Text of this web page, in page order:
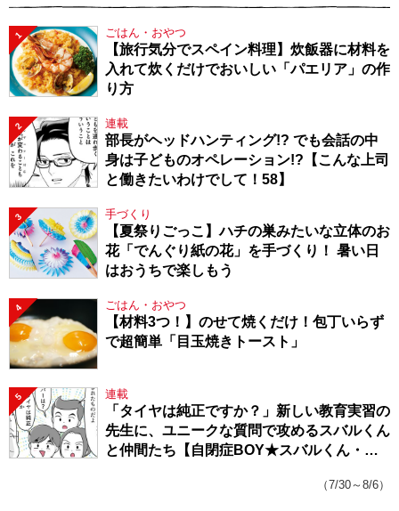
1 ごはん・おやつ
【旅行気分でスペイン料理】炊飯器に材料を
入れて炊くだけでおいしい「パエリア」の作
り方
2 連載
部長がヘッドハンティング!? でも会話の中
身は子どものオペレーション!?【こんな上司
と働きたいわけでして！58】
3 手づくり
【夏祭りごっこ】ハチの巣みたいな立体のお
花「でんぐり紙の花」を手づくり！ 暑い日
はおうちで楽しもう
4 ごはん・おやつ
【材料3つ！】のせて焼くだけ！包丁いらず
で超簡単「目玉焼きトースト」
5 連載
「タイヤは純正ですか？」新しい教育実習の
先生に、ユニークな質問で攻めるスバルくん
と仲間たち【自閉症BOY★スバルくん・
（7/30～8/6）